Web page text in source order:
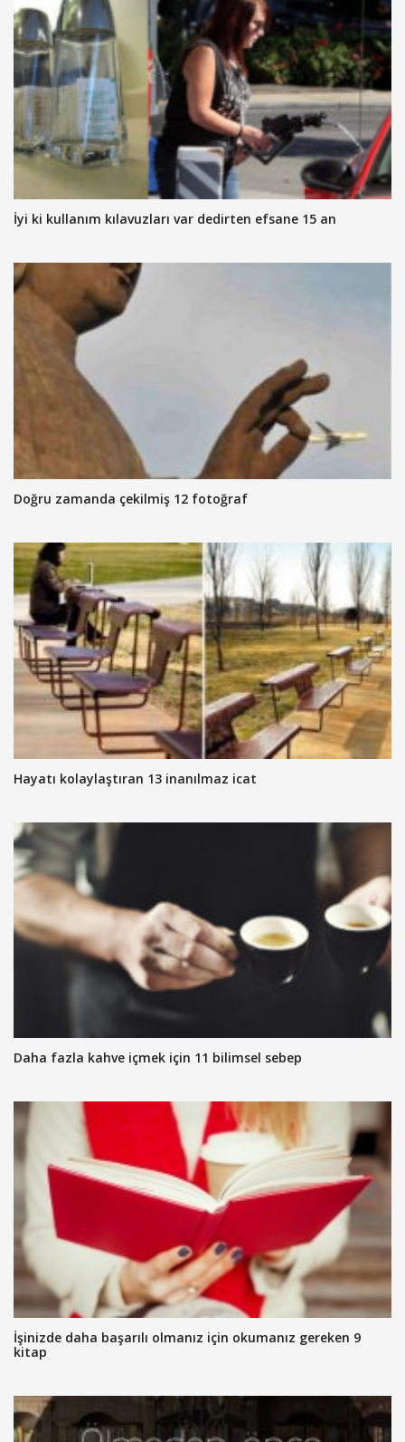
İyi ki kullanım kılavuzları var dedirten efsane 15 an
Doğru zamanda çekilmiş 12 fotoğraf
Hayatı kolaylaştıran 13 inanılmaz icat
Daha fazla kahve içmek için 11 bilimsel sebep
İşinizde daha başarılı olmanız için okumanız gereken 9
kitap